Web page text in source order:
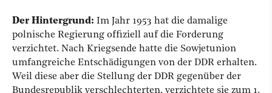
Der Hintergrund: Im Jahr 1953 hat die damalige
polnische Regierung offiziell auf die Forderung
verzichtet. Nach Kriegsende hatte die Sowjetunion
umfangreiche Entschädigungen von der DDR erhalten.
Weil diese aber die Stellung der DDR gegenüber der
Bundesrepublik verschlechterten, verzichtete sie zum 1.